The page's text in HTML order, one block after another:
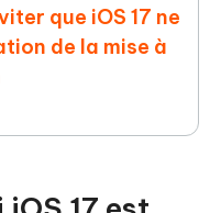
que iOS 17 ne
de la mise à